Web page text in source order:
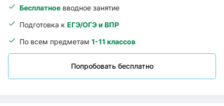
Бесплатное вводное занятие
Подготовка к ЕГЭ/ОГЭ и ВПР
По всем предметам 1-11 классов
Попробовать бесплатно